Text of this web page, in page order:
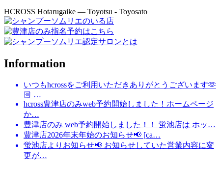
HCROSS Hotarugaike — Toyotsu - Toyosato
Information
いつもhcrossをご利用いただきありがとうございます🫶
🏻 …
hcross豊津店のみweb予約開始しました！ホームページ
か…
豊津店のみ web予約開始しました！！ 蛍池店は ホッ…
豊津店2026年末年始のお知らせ📢 [ca…
蛍池店よりお知らせ📢 お知らせしていた営業内容に変
更が…